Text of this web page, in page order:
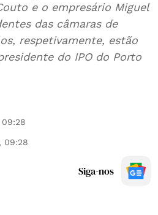
e o empresário Miguel
das câmaras de
respetivamente, estão
do IPO do Porto
09:28
09:28
Siga-nos